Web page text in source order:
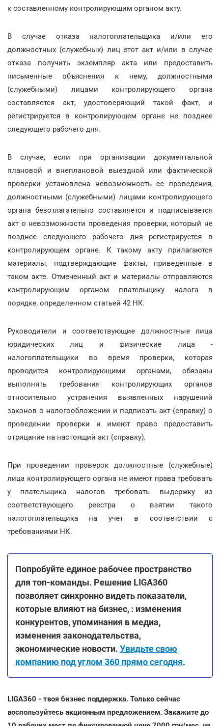
к составленному контролирующим органом акту.
В случае отказа налогоплательщика и/или его
должностных (служебных) лиц этот акт и/или в случае
отказа получить экземпляр акта или предоставить
письменные объяснения к нему, должностными
(служебными) лицами контролирующего органа
составляется акт, удостоверяющий такой факт, и
регистрируется в контролирующем органе не позднее
следующего рабочего дня.
В случае, если при организации документальной
плановой и внеплановой выездной или фактической
проверки установлена невозможность ее проведения,
должностными (служебными) лицами контролирующего
органа безотлагательно составляется и подписывается
акт о невозможности проведения проверки, который не
позднее следующего рабочего дня регистрируется в
контролирующем органе. К такому акту прилагаются
материалы, подтверждающие факты, приведенные в
таком акте. Отмеченный акт и материалы отправляются
контролирующим органом плательщику налога в
порядке, определенном статьей 42 НК.
Руководители и соответствующие должностные лица
юридических лиц и физические лица -
налогоплательщики во время проверки, которая
проводится контролирующими органами, обязаны
выполнять требования контролирующих органов
относительно устранения выявленных нарушений
законов о налогообложении и подписать акт (справку) о
проведении проверки и имеют право предоставить
отрицание на настоящий акт (справку).
При проведении проверок должностные (служебные)
лица контролирующего органа не имеют права требовать
у плательщика налогов требовать выдержку из
соответствующего реестра о взятии такого
налогоплательщика на учет в соответствии с
требованиями НК.
Попробуйте единое рабочее пространство
для топ-команды. Решение LIGA360
позволяет синхронно видеть показатели,
которые влияют на бизнес, : изменения
конкурентов, упоминания в медиа,
изменения законодательства,
экономические новости. Увидьте свою
компанию под углом 360 прямо сегодня.
LIGA360 - твоя бизнес поддержка. Только сейчас
воспользуйтесь акционным предложением. Закажите до